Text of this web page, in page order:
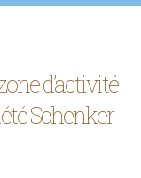
d’activité
Schenker